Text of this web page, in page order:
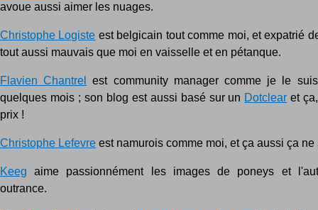
avoue aussi aimer les nuages.
Christophe Logiste est belgicain tout comme moi, et expatrié
tout aussi mauvais que moi en vaisselle et en pétanque.
Flavien Chantrel
est community manager comme je le
quelques mois ; son blog est aussi basé sur un Dotclear et
prix !
Christophe Lefevre est namurois comme moi, et ça aussi ça
Keeg aime passionnément les images de poneys et
outrance.